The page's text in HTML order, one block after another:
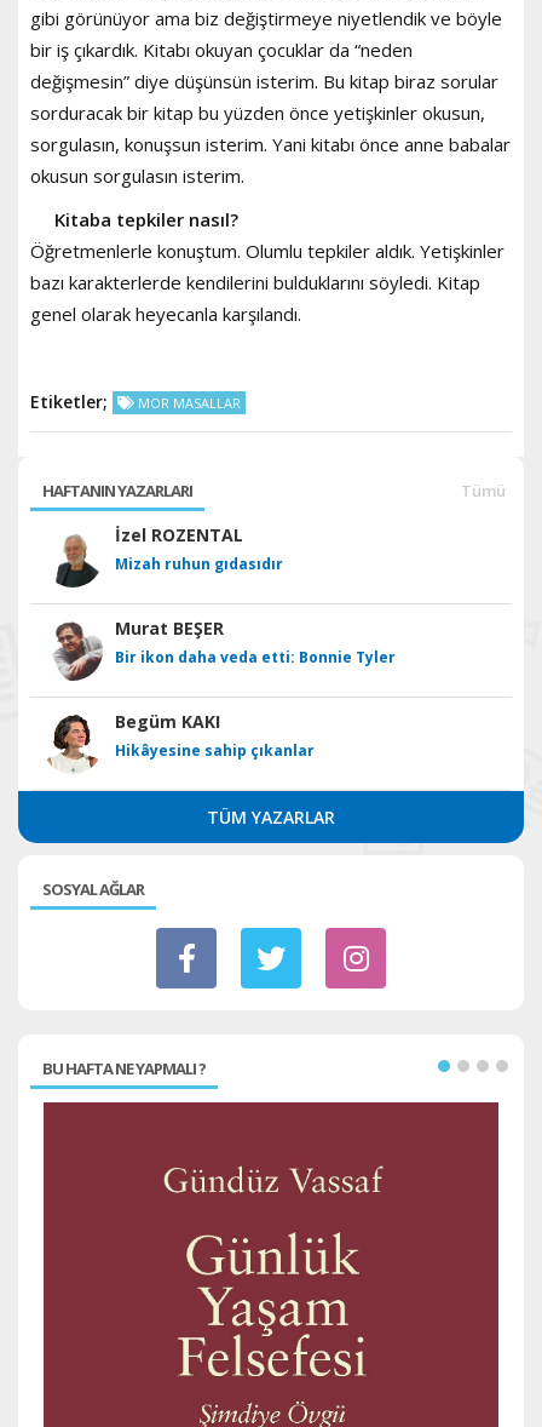
gibi görünüyor ama biz değiştirmeye niyetlendik ve böyle
bir iş çıkardık. Kitabı okuyan çocuklar da “neden
değişmesin” diye düşünsün isterim. Bu kitap biraz sorular
sorduracak bir kitap bu yüzden önce yetişkinler okusun,
sorgulasın, konuşsun isterim. Yani kitabı önce anne babalar
okusun sorgulasın isterim.
Kitaba tepkiler nasıl?
Öğretmenlerle konuştum. Olumlu tepkiler aldık. Yetişkinler
bazı karakterlerde kendilerini bulduklarını söyledi. Kitap
genel olarak heyecanla karşılandı.
Etiketler; MOR MASALLAR
HAFTANIN YAZARLARI Tümü
İzel ROZENTAL
Mizah ruhun gıdasıdır
Murat BEŞER
Bir ikon daha veda etti: Bonnie Tyler
Begüm KAKI
Hikâyesine sahip çıkanlar
TÜM YAZARLAR
SOSYAL AĞLAR
BU HAFTA NE YAPMALI ?